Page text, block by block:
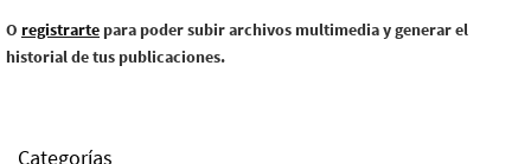
O registrarte para poder subir archivos multimedia y generar el
historial de tus publicaciones.
Categorías